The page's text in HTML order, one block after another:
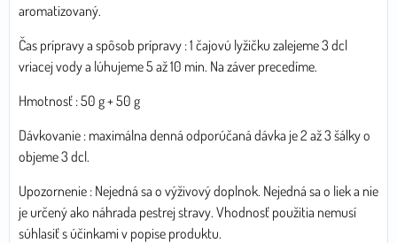
aromatizovaný.
Čas prípravy a spôsob prípravy : 1 čajovú lyžičku zalejeme 3 dcl
vriacej vody a lúhujeme 5 až 10 min. Na záver precedíme.
Hmotnosť : 50 g + 50 g
Dávkovanie : maximálna denná odporúčaná dávka je 2 až 3 šálky o
objeme 3 dcl.
Upozornenie : Nejedná sa o výživový doplnok. Nejedná sa o liek a nie
je určený ako náhrada pestrej stravy. Vhodnosť použitia nemusí
súhlasiť s účinkami v popise produktu.